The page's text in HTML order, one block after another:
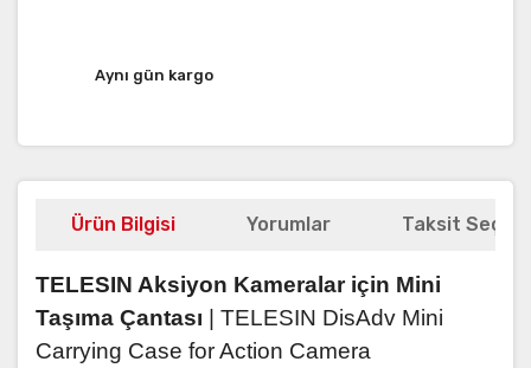
Aynı gün kargo
Ürün Bilgisi Yorumlar Taksit
TELESIN Aksiyon Kameralar için Mini
Taşıma Çantası | TELESIN DisAdv Mini
Carrying Case for Action Camera